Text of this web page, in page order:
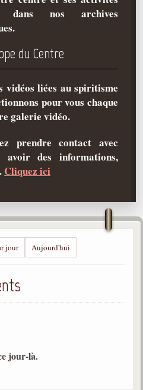
dans nos archives
du Centre
vidéos liées au spiritisme
pour vous chaque
galerie vidéo.
prendre contact avec
des informations,
Cliquez ici
jour Aujourd'hui
jour-là.